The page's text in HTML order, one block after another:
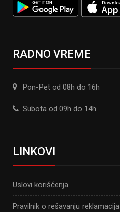
RADNO VREME
Pon-Pet od 08h do 16h
Subota od 09h do 14h
LINKOVI
Uslovi korišćenja
Pravilnik o rešavanju reklamacija